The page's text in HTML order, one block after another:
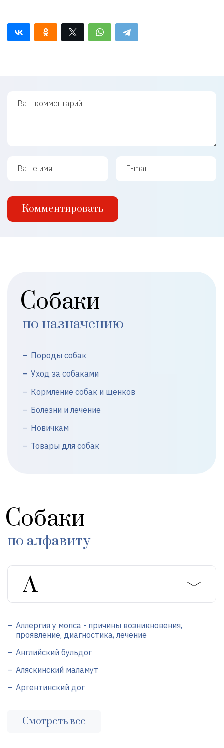
Комментировать
Собаки
по назначению
Породы собак
Уход за собаками
Кормление собак и щенков
Болезни и лечение
Новичкам
Товары для собак
Собаки
по алфавиту
Аллергия у мопса - причины возникновения,
проявление, диагностика, лечение
Английский бульдог
Аляскинский маламут
Аргентинский дог
Смотреть все